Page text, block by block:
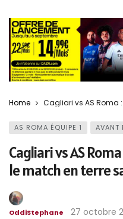
Home Cagliari vs AS Roma
AS ROMA ÉQUIPE 1 AVANT
Cagliari vs AS
le match en terre
OddiStephane 27 octobre